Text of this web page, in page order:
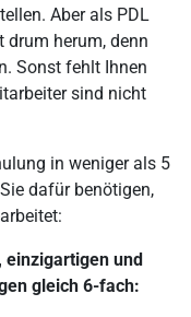
Aber als PDL
herum, denn
Sonst fehlt Ihnen
sind nicht
in weniger als 5
dafür benötigen,
einzigartigen und
gleich 6-fach: